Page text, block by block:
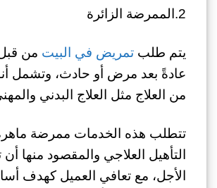
2.الممرضة الزائرة
يتم طلب تمريض في البيت من
عادةً بعد مرض أو حادث، وتشمل
من العلاج مثل العلاج البدني
تتطلب هذه الخدمات ممرضة
التأهيل العلاجي والمقصود منها
الأجل، مع تعافي العميل كهدف